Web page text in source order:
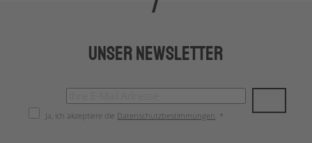
Unser Newsletter
Ja, ich akzeptiere die Datenschutzbestimmungen. *